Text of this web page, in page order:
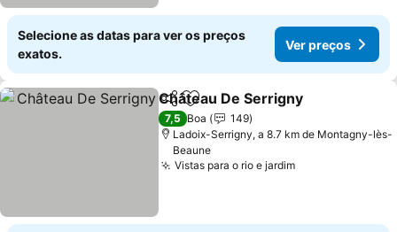
Selecione as datas para ver os preços
exatos.
Ver preços
PartilharAdicionar aos favoritos
Château De Serrigny
7,5 Boa
149
Ladoix-Serrigny, a 8.7 km de Montagny-lès-
Beaune
Vistas para o rio e jardimVer preços